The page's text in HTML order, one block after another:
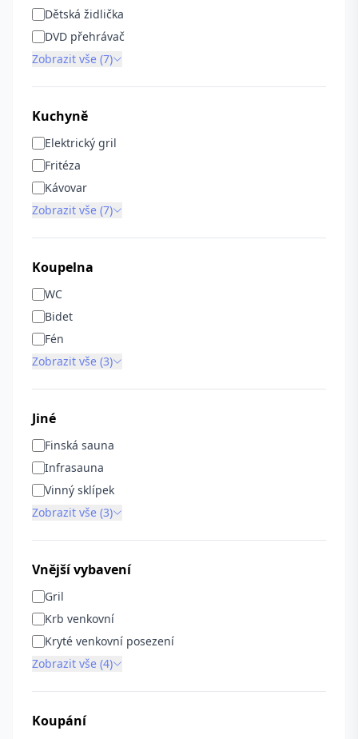
Dětská židlička
DVD přehrávač
Zobrazit vše (7)
Kuchyně
Elektrický gril
Fritéza
Kávovar
Zobrazit vše (7)
Koupelna
WC
Bidet
Fén
Zobrazit vše (3)
Jiné
Finská sauna
Infrasauna
Vinný sklípek
Zobrazit vše (3)
Vnější vybavení
Gril
Krb venkovní
Kryté venkovní posezení
Zobrazit vše (4)
Koupání